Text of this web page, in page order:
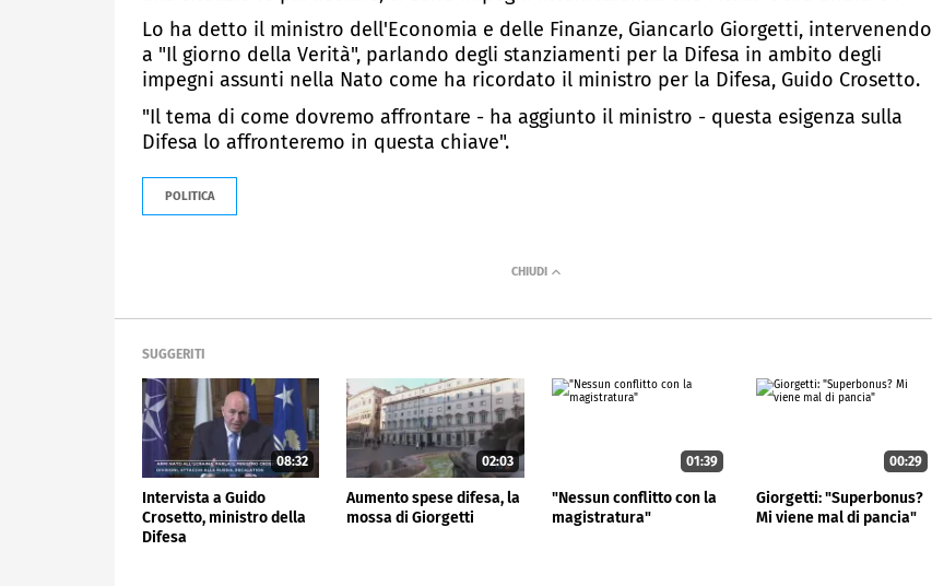
Lo ha detto il ministro dell'Economia e delle Finanze, Giancarlo Giorgetti, intervenendo
a "Il giorno della Verità", parlando degli stanziamenti per la Difesa in ambito degli
impegni assunti nella Nato come ha ricordato il ministro per la Difesa, Guido Crosetto.
"Il tema di come dovremo affrontare - ha aggiunto il ministro - questa esigenza sulla
Difesa lo affronteremo in questa chiave".
POLITICA
SUGGERITI
08:32
Intervista a Guido
Crosetto, ministro della
Difesa
02:03
Aumento spese difesa, la
mossa di Giorgetti
01:39
"Nessun conflitto con la
magistratura"
00:29
Giorgetti: "Superbonus?
Mi viene mal di pancia"